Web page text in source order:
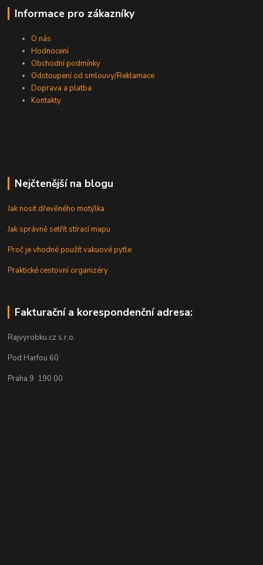
Informace pro zákazníky
O nás
Hodnocení
Obchodní podmínky
Odstoupení od smlouvy/Reklamace
Doprava a platba
Kontakty
Nejčtenější na blogu
Jak nosit dřevěného motýlka
Jak správně setřít stírací mapu
Proč je vhodné použít vakuové pytle
Praktické cestovní organizéry
Fakturační a korespondenční adresa:
Rajvyrobku.cz s.r.o.
Pod Harfou 60
Praha 9 190 00